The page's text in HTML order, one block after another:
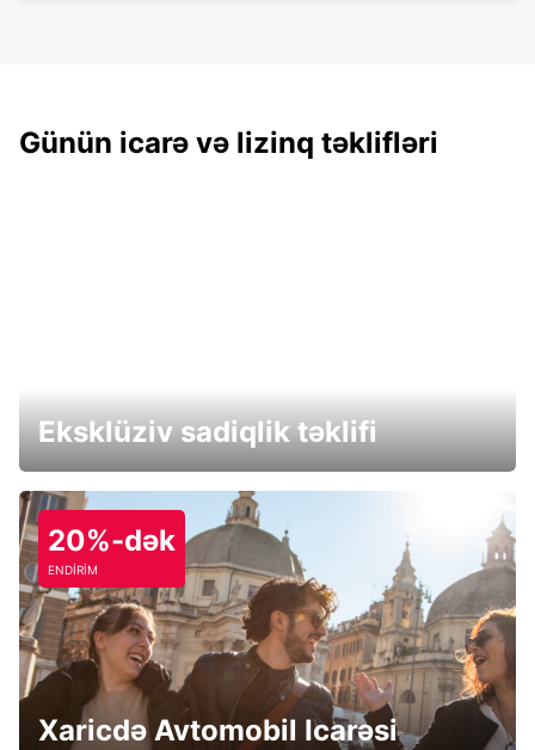
Günün icarə və lizinq təklifləri
Eksklüziv sadiqlik təklifi
20%-dək
ENDİRİM
Xaricdə Avtomobil Icarəsi